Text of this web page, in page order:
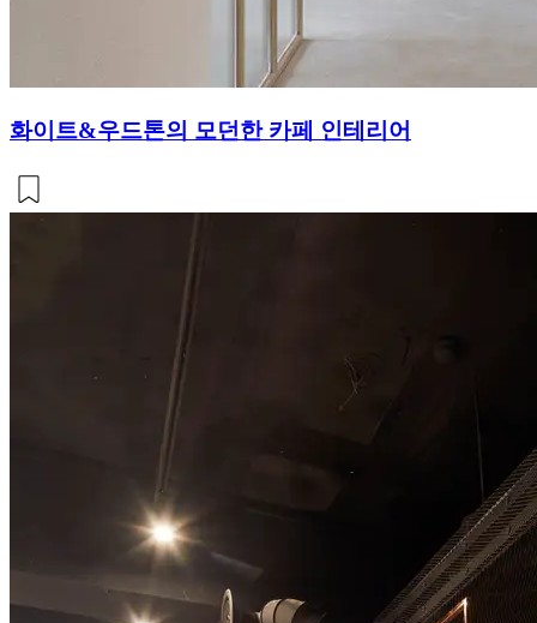
화이트&우드톤의 모던한 카페 인테리어